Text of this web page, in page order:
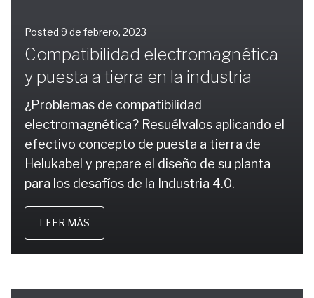
Posted 9 de febrero, 2023
Compatibilidad electromagnética
y puesta a tierra en la industria
¿Problemas de compatibilidad
electromagnética? Resuélvalos aplicando el
efectivo concepto de puesta a tierra de
Helukabel y prepare el diseño de su planta
para los desafíos de la Industria 4.0.
LEER MÁS